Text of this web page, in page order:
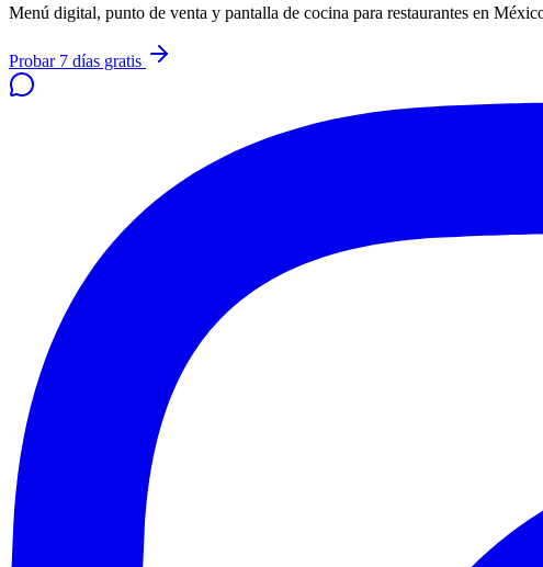
Menú digital, punto de venta y pantalla de cocina para restaurantes en
Probar 7 días gratis